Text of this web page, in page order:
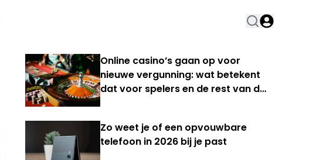
Online casino’s gaan op voor
nieuwe vergunning: wat betekent
dat voor spelers en de rest van de
Zo weet je of een opvouwbare
telefoon in 2026 bij je past